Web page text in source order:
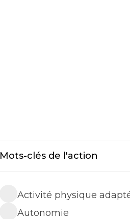
Mots-clés de l'action
Activité physique
Autonomie